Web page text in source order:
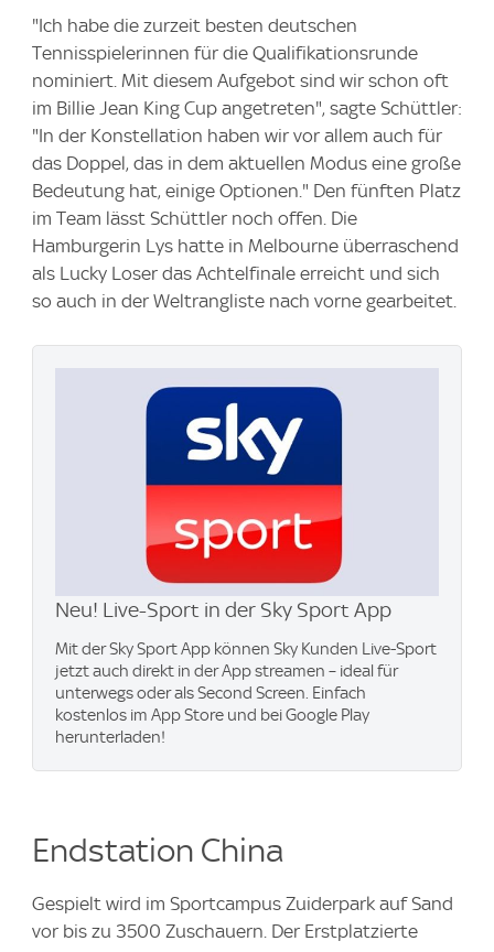
"Ich habe die zurzeit besten deutschen
Tennisspielerinnen für die Qualifikationsrunde
nominiert. Mit diesem Aufgebot sind wir schon oft
im Billie Jean King Cup angetreten", sagte Schüttler:
"In der Konstellation haben wir vor allem auch für
das Doppel, das in dem aktuellen Modus eine große
Bedeutung hat, einige Optionen." Den fünften Platz
im Team lässt Schüttler noch offen. Die
Hamburgerin Lys hatte in Melbourne überraschend
als Lucky Loser das Achtelfinale erreicht und sich
so auch in der Weltrangliste nach vorne gearbeitet.
Neu! Live-Sport in der Sky Sport App
Mit der Sky Sport App können Sky Kunden Live-Sport
jetzt auch direkt in der App streamen – ideal für
unterwegs oder als Second Screen. Einfach
kostenlos im App Store und bei Google Play
herunterladen!
Endstation China
Gespielt wird im Sportcampus Zuiderpark auf Sand
vor bis zu 3500 Zuschauern. Der Erstplatzierte